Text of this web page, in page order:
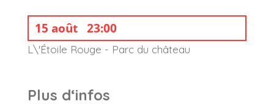
15 août 23:00
L\'Étoile Rouge - Parc du château
Plus d‘infos